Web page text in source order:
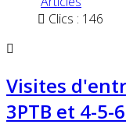
Clics : 146
Visites
3PTB et 4-5-